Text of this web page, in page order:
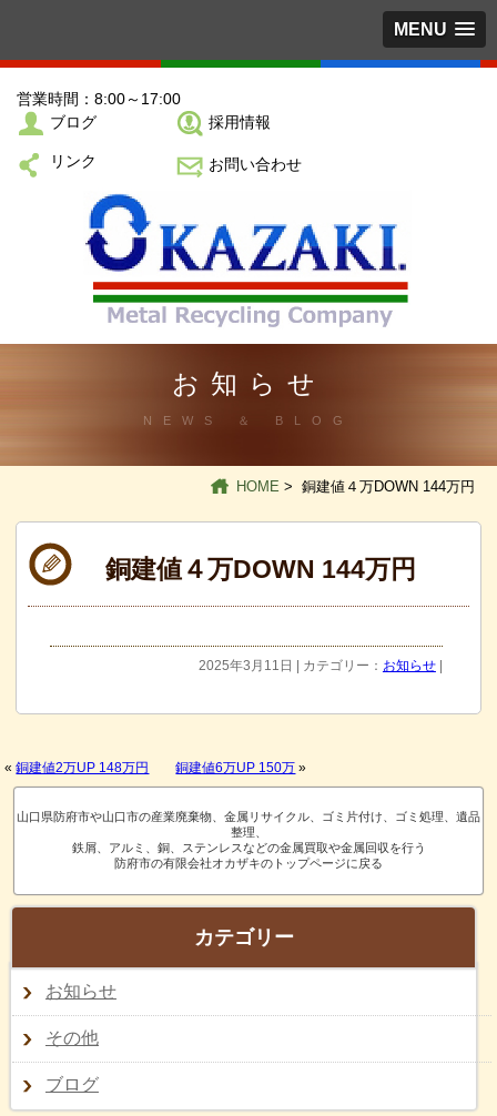
MENU
営業時間：8:00～17:00
ブログ
採用情報
リンク お問い合わせ
お知らせ
NEWS ＆ BLOG
HOME > 銅建値４万DOWN 144万円
銅建値４万DOWN 144万円
2025年3月11日 | カテゴリー： お知らせ|
«銅建値2万UP 148万円 銅建値6万UP 150万 »
山口県防府市や山口市の産業廃棄物、金属リサイクル、ゴミ片付け、ゴミ処理、遺品
整理、
鉄屑、アルミ、銅、ステンレスなどの金属買取や金属回収を行う
防府市の有限会社オカザキのトップページに戻る
カテゴリー
お知らせ
その他
ブログ